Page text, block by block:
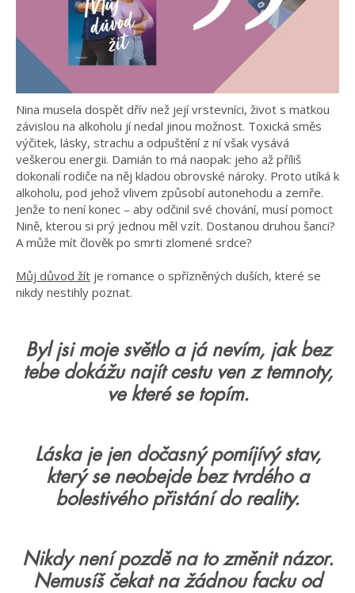
Nina musela dospět dřív než její vrstevníci, život s matkou
závislou na alkoholu jí nedal jinou možnost. Toxická směs
výčitek, lásky, strachu a odpuštění z ní však vysává
veškerou energii. Damián to má naopak: jeho až příliš
dokonalí rodiče na něj kladou obrovské nároky. Proto utíká k
alkoholu, pod jehož vlivem způsobí autonehodu a zemře.
Jenže to není konec – aby odčinil své chování, musí pomoct
Nině, kterou si prý jednou měl vzít. Dostanou druhou šanci?
A může mít člověk po smrti zlomené srdce?
Můj důvod žít je romance o spřízněných duších, které se
nikdy nestihly poznat.
Byl jsi moje světlo a já nevím, jak bez
tebe dokážu najít cestu ven z temnoty,
ve které se topím.
Láska je jen dočasný pomíjívý stav,
který se neobejde bez tvrdého a
bolestivého přistání do reality.
Nikdy není pozdě na to změnit názor.
Nemusíš čekat na žádnou facku od